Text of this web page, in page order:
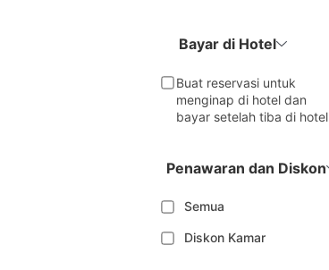
Bayar di Hotel
Buat reservasi untuk
menginap di hotel dan
bayar setelah tiba di hotel
Penawaran dan Diskon
Semua
Diskon Kamar